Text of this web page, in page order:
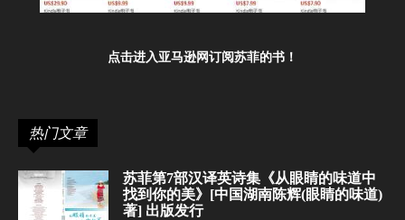
点击进入亚马逊网订阅苏菲的书！
热门文章
苏菲第7部汉译英诗集《从眼睛的味道中
找到你的美》[中国湖南陈辉(眼睛的味道)
著] 出版发行